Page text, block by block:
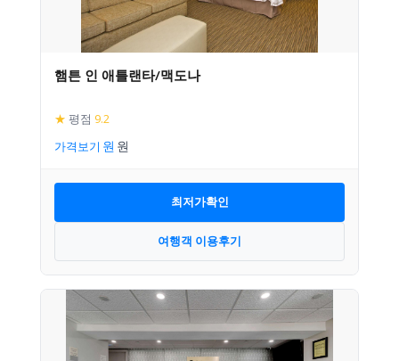
햄튼 인 애틀랜타/맥도나
★ 평점 9.2
가격보기
최저가확인
여행객 이용후기